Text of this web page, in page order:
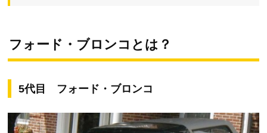
フォード・ブロンコとは？
5代目 フォード・ブロンコ